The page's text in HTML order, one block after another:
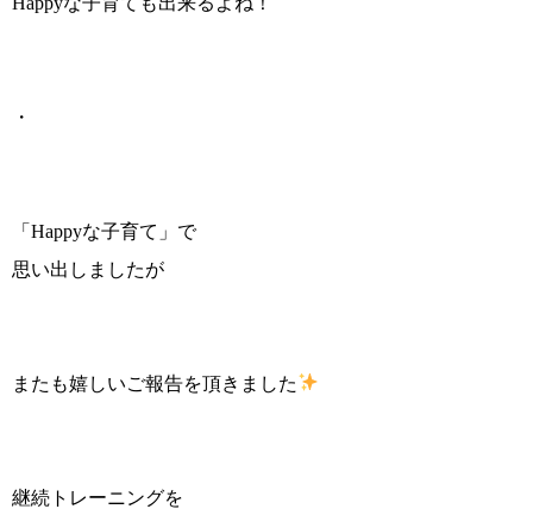
・
「Happyな子育て」で
思い出しましたが
またも嬉しいご報告を頂きました
継続トレーニングを